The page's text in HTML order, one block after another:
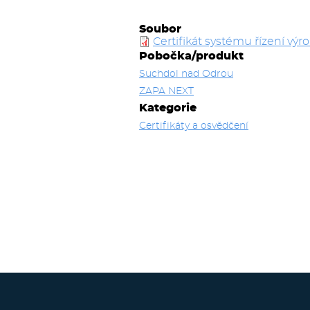
Soubor
Certifikát systému řízení
Pobočka/produkt
Suchdol nad Odrou
ZAPA NEXT
Kategorie
Certifikáty a osvědčení